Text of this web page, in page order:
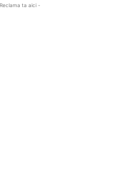
ta aici -